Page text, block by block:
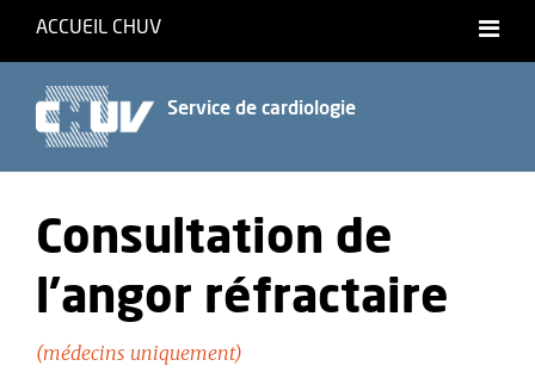
ACCUEIL CHUV
Service de cardiologie
Consultation de
l’angor réfractaire
(médecins uniquement)